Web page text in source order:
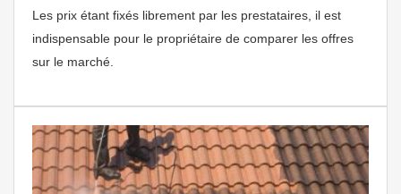
Les prix étant fixés librement par les prestataires, il est
indispensable pour le propriétaire de comparer les offres
sur le marché.